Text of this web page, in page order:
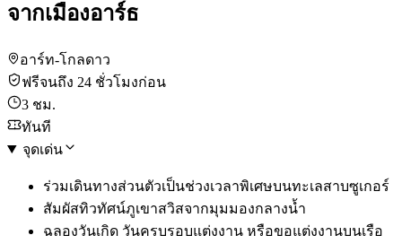
จากเมืองอาร์ธ
อาร์ท-โกลดาว
ฟรีจนถึง 24 ชั่วโมงก่อน
3 ชม.
ทันที
จุดเด่น
ร่วมเดินทางส่วนตัวเป็นช่วงเวลาพิเศษบนทะเลสาบซูเกอร์
สัมผัสทิวทัศน์ภูเขาสวิสจากมุมมองกลางน้ำ
ฉลองวันเกิด วันครบรอบแต่งงาน หรือขอแต่งงานบนเรือ